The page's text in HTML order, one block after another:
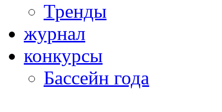
Тренды
журнал
конкурсы
Бассейн года